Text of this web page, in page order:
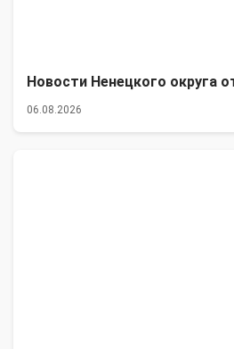
Новости Ненецкого округа
06.08.2026